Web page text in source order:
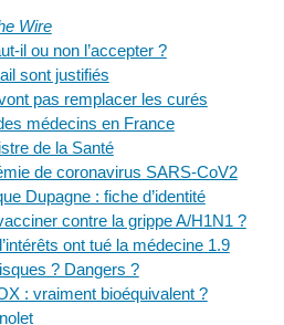
Wire
il ou non l’accepter ?
sont justifiés
pas remplacer les curés
médecins en France
de la Santé
de coronavirus SARS-CoV2
Dupagne : fiche d’identité
contre la grippe A/H1N1 ?
ont tué la médecine 1.9
? Dangers ?
: vraiment bioéquivalent ?